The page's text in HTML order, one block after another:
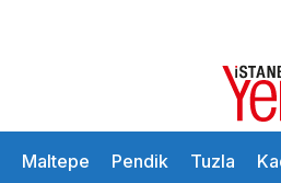
Maltepe Pendik Tuzla